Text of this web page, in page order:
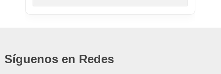
Síguenos en Redes